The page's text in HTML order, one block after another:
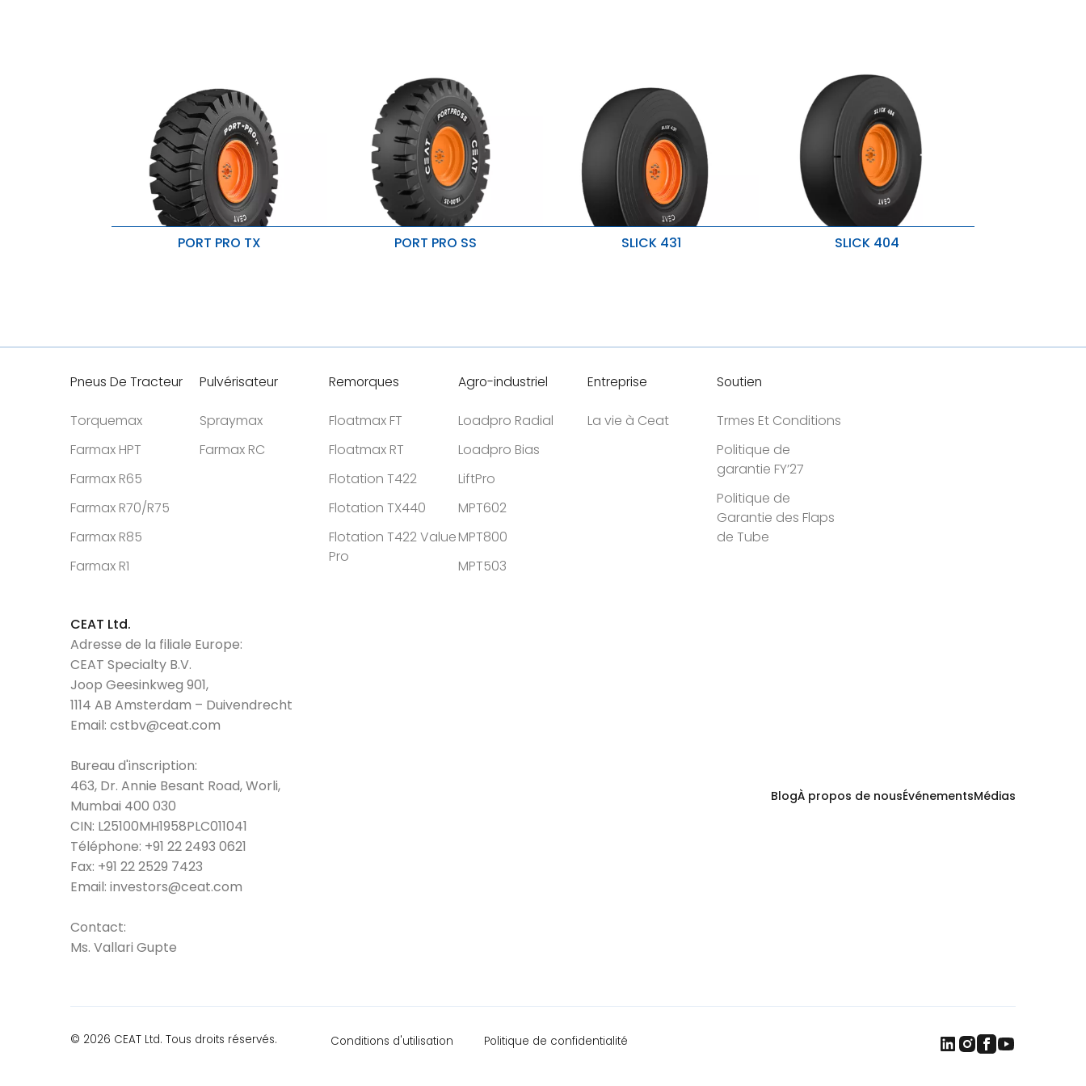
PORT PRO TX PORT PRO SS SLICK 431 SLICK 404
Pneus De Tracteur
Torquemax
Farmax HPT
Farmax R65
Farmax R70/R75
Farmax R85
Farmax R1
Pulvérisateur
Spraymax
Farmax RC
Remorques
Floatmax FT
Floatmax RT
Flotation T422
Flotation TX440
Flotation T422 Value
Pro
Agro-industriel
Loadpro Radial
Loadpro Bias
LiftPro
MPT602
MPT800
MPT503
Entreprise
La vie à Ceat
Soutien
Trmes Et Conditions
Politique de
garantie FY’27
Politique de
Garantie des Flaps
de Tube
CEAT Ltd.
Adresse de la filiale Europe:
CEAT Specialty B.V.
Joop Geesinkweg 901,
1114 AB Amsterdam – Duivendrecht
Email: cstbv@ceat.com
Bureau d'inscription:
463, Dr. Annie Besant Road, Worli,
Mumbai 400 030
CIN: L25100MH1958PLC011041
Téléphone: +91 22 2493 0621
Fax: +91 22 2529 7423
Email: investors@ceat.com
Contact:
Ms. Vallari Gupte
BlogÀ propos de nousÉvénementsMédias
© 2026 CEAT Ltd. Tous droits réservés. Conditions d'utilisation Politique de confidentialité